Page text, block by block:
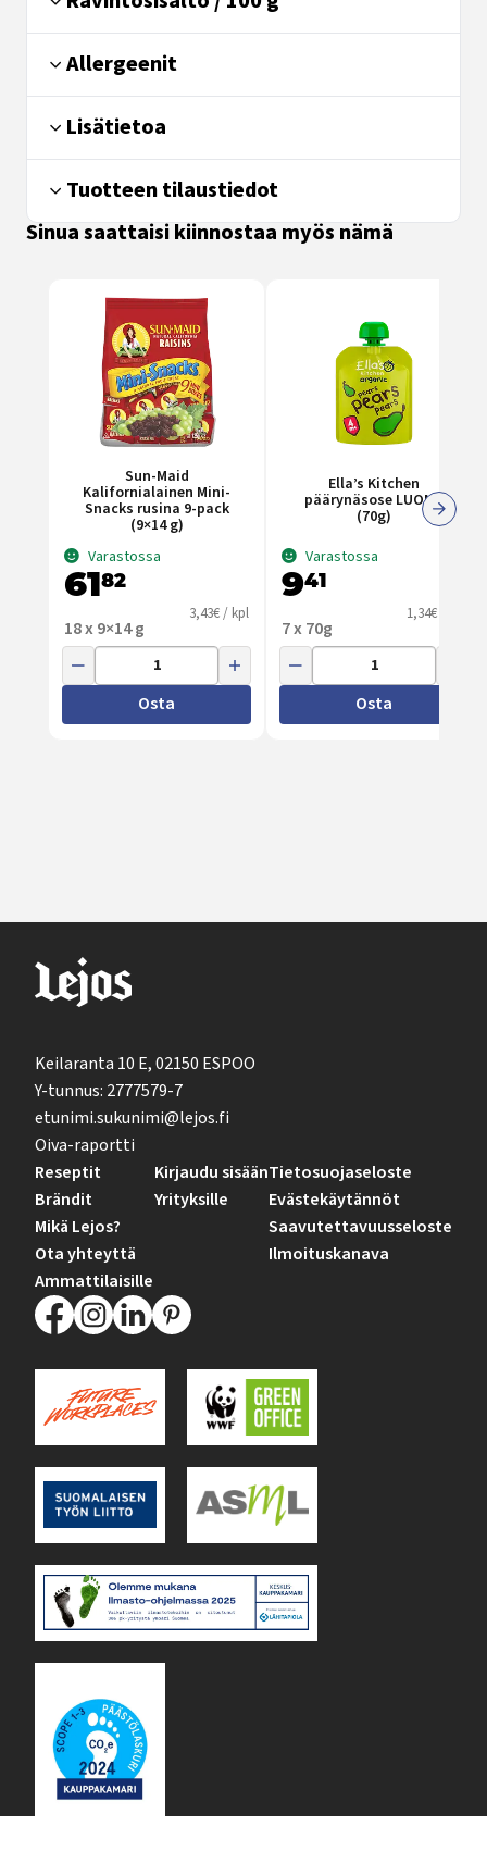
Allergeenit
Lisätietoa
Tuotteen tilaustiedot
Sinua saattaisi kiinnostaa myös nämä
Sun-Maid
Kalifornialainen Mini-
Snacks rusina 9-pack
(9×14 g)
Varastossa
6182
18 x 9×14 g
3,43€ / kpl
Osta
Ella’s Kitchen
päärynäsose LUOMU
(70g)
Varastossa
941
7 x 70g
1,34€ / kpl
Osta
Keilaranta 10 E, 02150 ESPOO
Y-tunnus: 2777579-7
etunimi.sukunimi@lejos.fi
Oiva-raportti
Reseptit
Brändit
Mikä Lejos?
Ota yhteyttä
Ammattilaisille
Kirjaudu sisään
Yrityksille
Tietosuojaseloste
Evästekäytännöt
Saavutettavuusseloste
Ilmoituskanava